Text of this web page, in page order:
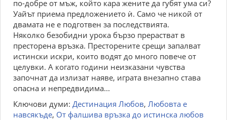
по-добре от мъж, който кара жените да губят ума си?
Уайът приема предложението ѝ. Само че никой от
двамата не е подготвен за последствията.
Няколко безобидни урока бързо прерастват в
престорена връзка. Престорените срещи запалват
истински искри, които водят до много повече от
целувки. А когато години неизказани чувства
започнат да излизат наяве, играта внезапно става
опасна и непредвидима...
Ключови думи: Дестинация Любов, Любовта е
навсякъде, От фалшива връзка до истинска любов